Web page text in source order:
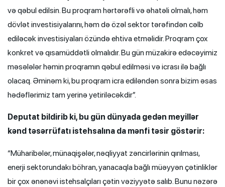
və qəbul edilsin. Bu proqram hərtərəfli və əhatəli olmalı, həm
dövlət investisiyalarını, həm də özəl sektor tərəfindən cəlb
ediləcək investisiyaları özündə ehtiva etməlidir. Proqram çox
konkret və qısamüddətli olmalıdır. Bu gün müzakirə edəcəyimiz
məsələlər həmin proqramın qəbul edilməsi və icrası ilə bağlı
olacaq. Əminəm ki, bu proqram icra ediləndən sonra bizim əsas
hədəflərimiz tam yerinə yetiriləcəkdir”.
Deputat bildirib ki, bu gün dünyada gedən meyillər
kənd təsərrüfatı istehsalına da mənfi təsir göstərir:
“Müharibələr, münaqişələr, nəqliyyat zəncirlərinin qırılması,
enerji sektorundakı böhran, yanacaqla bağlı müəyyən çətinliklər
bir çox ənənəvi istehsalçıları çətin vəziyyətə salıb. Bunu nəzərə